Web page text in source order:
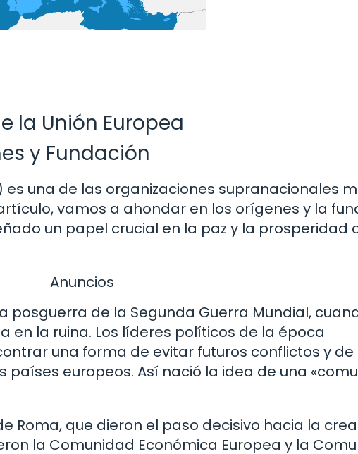
la Unión Europea
y Fundación
es una de las organizaciones supranacionales
vamos a ahondar en los orígenes y la
un papel crucial en la paz y la prosperidad
Anuncios
posguerra de la Segunda Guerra Mundial,
en la ruina. Los líderes políticos de la época
una forma de evitar futuros conflictos y de
europeos. Así nació la idea de una
Roma, que dieron el paso decisivo hacia la
la Comunidad Económica Europea y la